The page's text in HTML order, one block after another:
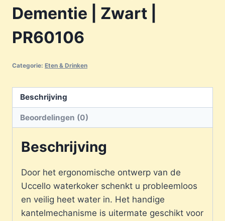
Dementie | Zwart |
PR60106
Categorie: Eten & Drinken
Beschrijving
Beoordelingen (0)
Beschrijving
Door het ergonomische ontwerp van de
Uccello waterkoker schenkt u probleemloos
en veilig heet water in. Het handige
kantelmechanisme is uitermate geschikt voor